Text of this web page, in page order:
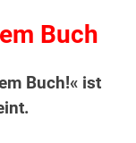
Buch
Buch!« ist